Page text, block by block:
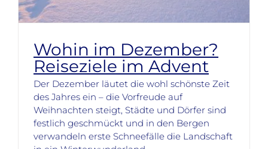
Wohin im Dezember?
Reiseziele im Advent
Der Dezember läutet die wohl schönste Zeit
des Jahres ein – die Vorfreude auf
Weihnachten steigt, Städte und Dörfer sind
festlich geschmückt und in den Bergen
verwandeln erste Schneefälle die Landschaft